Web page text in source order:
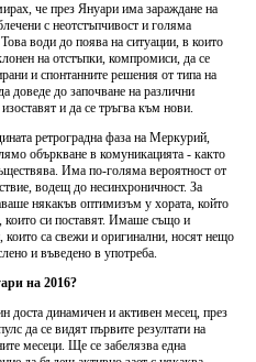
че през Януари има зараждане на
с неотстъпчивост и голяма
води до поява на ситуации, в които
на отстъпки, компромиси, да се
и спонтанните решения от типа на
доведе до започване на различни
и да се тръгва към нови.
ретроградна фаза на Меркурий,
объркване в комуникацията - както
Има по-голяма вероятност от
водещ до несинхроничност. За
някакъв оптимизъм у хората, който
които си поставят. Имаше също и
които са свежи и оригинални, носят нещо
и въведено в употреба.
на 2016?
динамичен и активен месец, през
да се видят първите резултати на
месеци. Ще се забелязва една